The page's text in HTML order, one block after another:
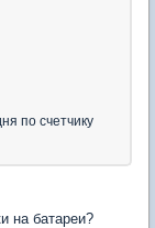
по счетчику
на батареи?